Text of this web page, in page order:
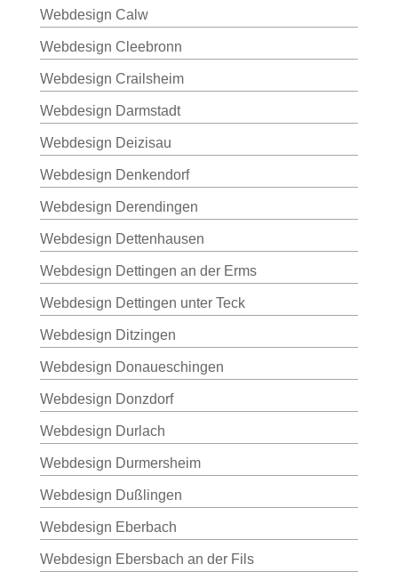
Webdesign Calw
Webdesign Cleebronn
Webdesign Crailsheim
Webdesign Darmstadt
Webdesign Deizisau
Webdesign Denkendorf
Webdesign Derendingen
Webdesign Dettenhausen
Webdesign Dettingen an der Erms
Webdesign Dettingen unter Teck
Webdesign Ditzingen
Webdesign Donaueschingen
Webdesign Donzdorf
Webdesign Durlach
Webdesign Durmersheim
Webdesign Dußlingen
Webdesign Eberbach
Webdesign Ebersbach an der Fils